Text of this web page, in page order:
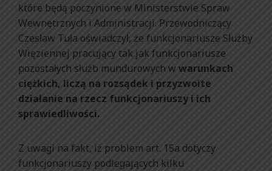
które będą poczynione w Ministerstwie Spraw
Wewnętrznych i Administracji. Przewodniczący
Czesław Tuła oświadczył, że funkcjonariusze Służby
Więziennej pracujący tak jak funkcjonariusze
pozostałych służb mundurowych w warunkach
ciężkich, liczą na rozsądek i przyzwoite
działanie na rzecz funkcjonariuszy i ich
sprawiedliwości.
Z uwagi na fakt, iż problem art. 15a dotyczy
funkcjonariuszy podlegających kilku